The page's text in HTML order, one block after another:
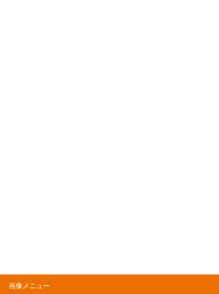
画像メニュー